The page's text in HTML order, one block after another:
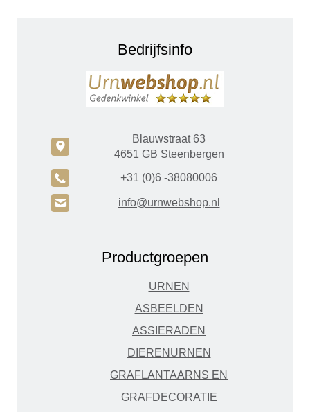
Bedrijfsinfo
c
Blauwstraat 63
4651 GB Steenbergen
A +31 (0)6 -38080006
H info@urnwebshop.nl
Productgroepen
URNEN
ASBEELDEN
ASSIERADEN
DIERENURNEN
GRAFLANTAARNS EN
GRAFDECORATIE